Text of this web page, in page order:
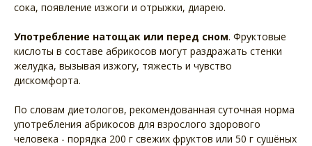
сока, появление изжоги и отрыжки, диарею.
Употребление натощак или перед сном. Фруктовые
кислоты в составе абрикосов могут раздражать стенки
желудка, вызывая изжогу, тяжесть и чувство
дискомфорта.
По словам диетологов, рекомендованная суточная норма
употребления абрикосов для взрослого здорового
человека - порядка 200 г свежих фруктов или 50 г сушёных